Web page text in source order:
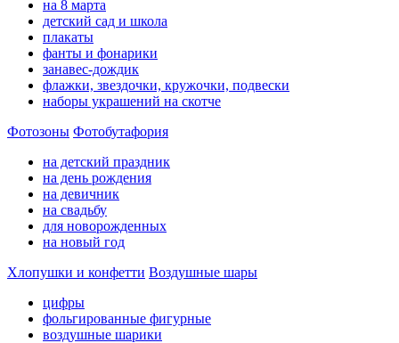
на 8 марта
детский сад и школа
плакаты
фанты и фонарики
занавес-дождик
флажки, звездочки, кружочки, подвески
наборы украшений на скотче
Фотозоны Фотобутафория
на детский праздник
на день рождения
на девичник
на свадьбу
для новорожденных
на новый год
Хлопушки и конфетти Воздушные шары
цифры
фольгированные фигурные
воздушные шарики